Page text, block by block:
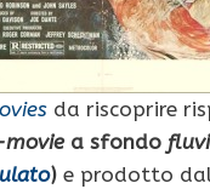
da riscoprire
a sfondo
) e prodotto